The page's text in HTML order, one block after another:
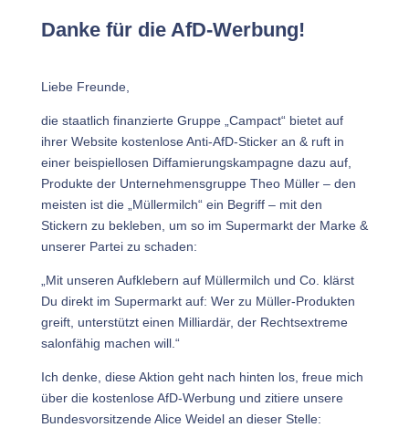
Danke für die AfD-Werbung!
Liebe Freunde,
die staatlich finanzierte Gruppe „Campact“ bietet auf
ihrer Website kostenlose Anti-AfD-Sticker an & ruft in
einer beispiellosen Diffamierungskampagne dazu auf,
Produkte der Unternehmensgruppe Theo Müller – den
meisten ist die „Müllermilch“ ein Begriff – mit den
Stickern zu bekleben, um so im Supermarkt der Marke &
unserer Partei zu schaden:
„Mit unseren Aufklebern auf Müllermilch und Co. klärst
Du direkt im Supermarkt auf: Wer zu Müller-Produkten
greift, unterstützt einen Milliardär, der Rechtsextreme
salonfähig machen will.“
Ich denke, diese Aktion geht nach hinten los, freue mich
über die kostenlose AfD-Werbung und zitiere unsere
Bundesvorsitzende Alice Weidel an dieser Stelle: